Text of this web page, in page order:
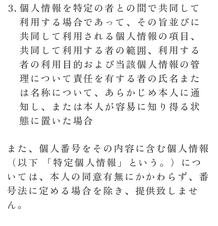
個人情報を特定の者との間で共同して
利用する場合であって、その旨並びに
共同して利用される個人情報の項目、
共同して利用する者の範囲、利用する
者の利用目的および当該個人情報の管
理について責任を有する者の氏名また
は名称について、あらかじめ本人に通
知し、または本人が容易に知り得る状
態に置いた場合
また、個人番号をその内容に含む個人情報
（以下 「特定個人情報」という。）につ
いては、本人の同意有無にかかわらず、番
号法に定める場合を除き、提供致しませ
ん。